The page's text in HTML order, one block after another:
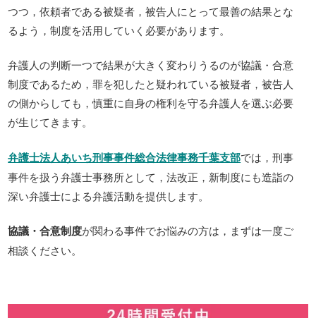
つつ，依頼者である被疑者，被告人にとって最善の結果とな
るよう，制度を活用していく必要があります。
弁護人の判断一つで結果が大きく変わりうるのが協議・合意
制度であるため，罪を犯したと疑われている被疑者，被告人
の側からしても，慎重に自身の権利を守る弁護人を選ぶ必要
が生じてきます。
弁護士法人あいち刑事事件総合法律事務千葉支部では，刑事
事件を扱う弁護士事務所として，法改正，新制度にも造詣の
深い弁護士による弁護活動を提供します。
協議・合意制度が関わる事件でお悩みの方は，まずは一度ご
相談ください。